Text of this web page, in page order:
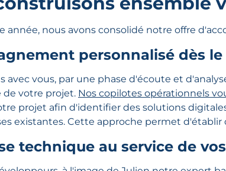
année, nous avons consolidé notre offre
personnalisé dès
avec vous, par une phase d'écoute et
de votre projet. Nos copilotes opérationnels
projet afin d'identifier des solutions
existantes. Cette approche permet
technique au service de